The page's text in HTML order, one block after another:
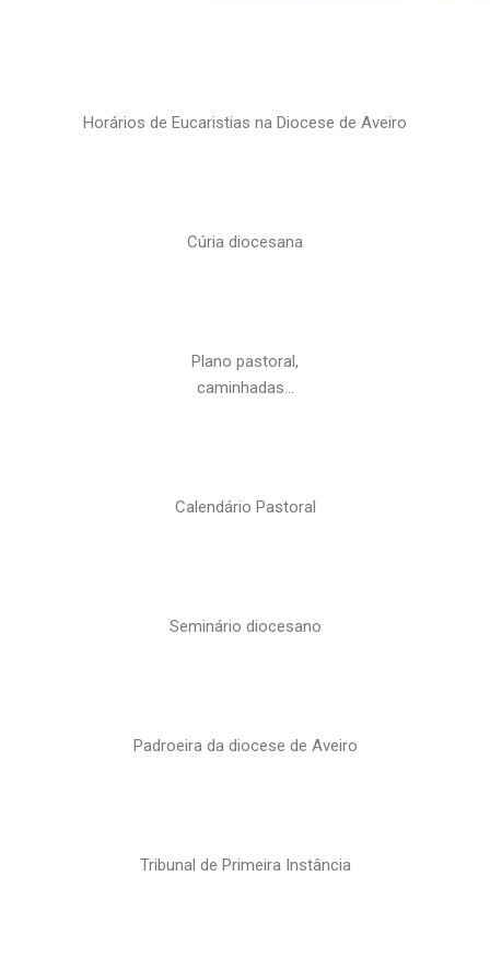
Horários de Eucaristias na Diocese de Aveiro
Cúria diocesana
Plano pastoral,
caminhadas…
Calendário Pastoral
Seminário diocesano
Padroeira da diocese de Aveiro
Tribunal de Primeira Instância